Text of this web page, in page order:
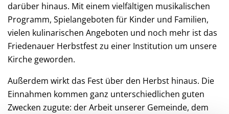
darüber hinaus. Mit einem vielfältigen musikalischen
Programm, Spielangeboten für Kinder und Familien,
vielen kulinarischen Angeboten und noch mehr ist das
Friedenauer Herbstfest zu einer Institution um unsere
Kirche geworden.
Außerdem wirkt das Fest über den Herbst hinaus. Die
Einnahmen kommen ganz unterschiedlichen guten
Zwecken zugute: der Arbeit unserer Gemeinde, dem